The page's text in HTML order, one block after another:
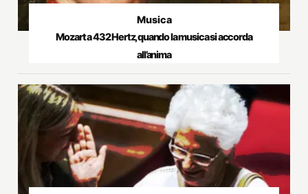
Musica
Mozart a 432 Hertz, quando la musica si accorda
all’anima